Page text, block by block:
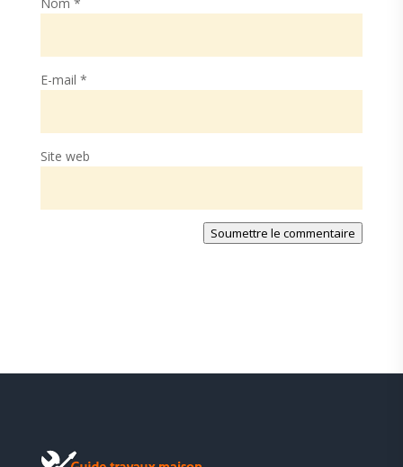
Nom *
E-mail *
Site web
Soumettre le commentaire